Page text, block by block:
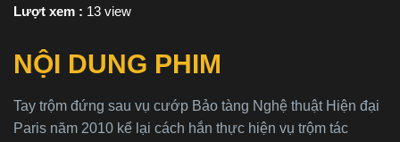
Lượt xem : 13 view
NỘI DUNG PHIM
Tay trộm đứng sau vụ cướp Bảo tàng Nghệ thuật Hiện đại
Paris năm 2010 kể lại cách hắn thực hiện vụ trộm tác